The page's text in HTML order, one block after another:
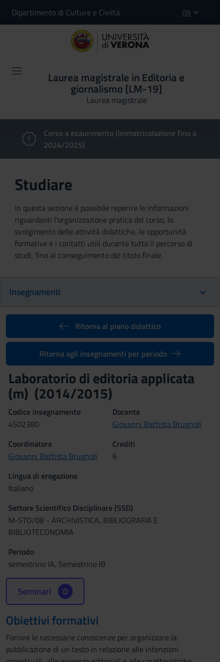
Dipartimento di Culture e Civiltà ITA
Laurea magistrale in Editoria e
giornalismo [LM-19]
Laurea magistrale
Corso a esaurimento (Immatricolazione fino a
2024/2025)
Studiare
In questa sezione è possibile reperire le informazioni
riguardanti l'organizzazione pratica del corso, lo
svolgimento delle attività didattiche, le opportunità
formative e i contatti utili durante tutto il percorso di
studi, fino al conseguimento del titolo finale.
Insegnamenti
Ritorna al piano didattico
Ritorna agli insegnamenti per periodo
Laboratorio di editoria applicata
(m) (2014/2015)
Codice insegnamento
4S02380
Docente
Giovanni Battista Brugnoli
Coordinatore
Giovanni Battista Brugnoli
Crediti
6
Lingua di erogazione
Italiano
Settore Scientifico Disciplinare (SSD)
M-STO/08 - ARCHIVISTICA, BIBLIOGRAFIA E
BIBLIOTECONOMIA
Periodo
semestrino IA, Semestrino IB
Seminari 0
Obiettivi formativi
Fornire le necessarie conoscenze per organizzare la
pubblicazione di un testo in relazione alle intenzioni